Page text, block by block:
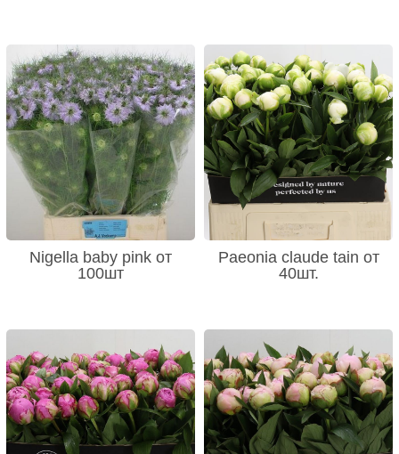
Nigella baby pink от
100шт
Paeonia claude tain от
40шт.